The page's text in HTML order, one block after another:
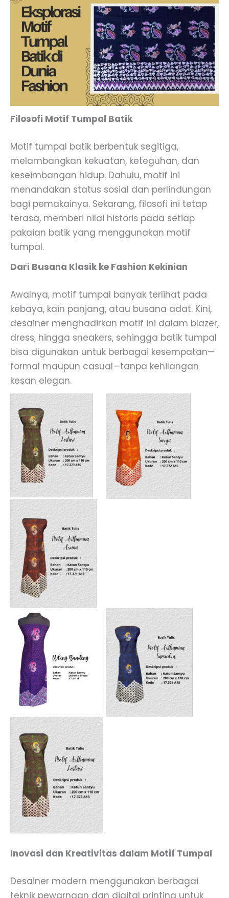
Filosofi Motif Tumpal Batik
Motif tumpal batik berbentuk segitiga,
melambangkan kekuatan, keteguhan, dan
keseimbangan hidup. Dahulu, motif ini
menandakan status sosial dan perlindungan
bagi pemakainya. Sekarang, filosofi ini tetap
terasa, memberi nilai historis pada setiap
pakaian batik yang menggunakan motif
tumpal.
Dari Busana Klasik ke Fashion Kekinian
Awalnya, motif tumpal banyak terlihat pada
kebaya, kain panjang, atau busana adat. Kini,
desainer menghadirkan motif ini dalam blazer,
dress, hingga sneakers, sehingga batik tumpal
bisa digunakan untuk berbagai kesempatan—
formal maupun casual—tanpa kehilangan
kesan elegan.
Inovasi dan Kreativitas dalam Motif Tumpal
Desainer modern menggunakan berbagai
teknik pewarnaan dan digital printing untuk